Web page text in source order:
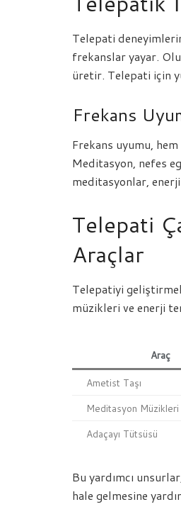
Telepati
frekanslar yayar.
üretir. Telepati için
Frekans
Frekans uyumu,
Meditasyon, nefes
meditasyonlar,
Telepati
Araçlar
Telepatiyi
müzikleri ve enerji
Araç
Ametist Taşı
Meditasyon Müzikleri
Adaçayı Tütsüsü
Bu yardımcı
hale gelmesine